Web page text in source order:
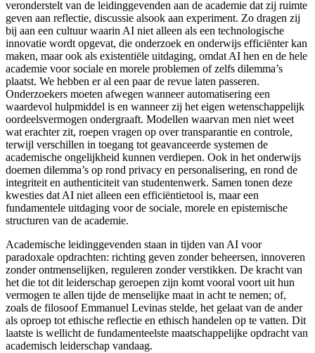
veronderstelt van de leidinggevenden aan de academie dat zij ruimte
geven aan reflectie, discussie alsook aan experiment. Zo dragen zij
bij aan een cultuur waarin AI niet alleen als een technologische
innovatie wordt opgevat, die onderzoek en onderwijs efficiënter kan
maken, maar ook als existentiële uitdaging, omdat AI hen en de hele
academie voor sociale en morele problemen of zelfs dilemma’s
plaatst. We hebben er al een paar de revue laten passeren.
Onderzoekers moeten afwegen wanneer automatisering een
waardevol hulpmiddel is en wanneer zij het eigen wetenschappelijk
oordeelsvermogen ondergraaft. Modellen waarvan men niet weet
wat erachter zit, roepen vragen op over transparantie en controle,
terwijl verschillen in toegang tot geavanceerde systemen de
academische ongelijkheid kunnen verdiepen. Ook in het onderwijs
doemen dilemma’s op rond privacy en personalisering, en rond de
integriteit en authenticiteit van studentenwerk. Samen tonen deze
kwesties dat AI niet alleen een efficiëntietool is, maar een
fundamentele uitdaging voor de sociale, morele en epistemische
structuren van de academie.
Academische leidinggevenden staan in tijden van AI voor
paradoxale opdrachten: richting geven zonder beheersen, innoveren
zonder ontmenselijken, reguleren zonder verstikken. De kracht van
het die tot dit leiderschap geroepen zijn komt vooral voort uit hun
vermogen te allen tijde de menselijke maat in acht te nemen; of,
zoals de filosoof Emmanuel Levinas stelde, het gelaat van de ander
als oproep tot ethische reflectie en ethisch handelen op te vatten. Dit
laatste is wellicht de fundamenteelste maatschappelijke opdracht van
academisch leiderschap vandaag.